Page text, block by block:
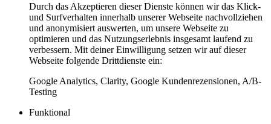
Durch das Akzeptieren dieser Dienste können wir das Klick-
und Surfverhalten innerhalb unserer Webseite nachvollziehen
und anonymisiert auswerten, um unsere Webseite zu
optimieren und das Nutzungserlebnis insgesamt laufend zu
verbessern. Mit deiner Einwilligung setzen wir auf dieser
Webseite folgende Drittdienste ein:
Google Analytics, Clarity, Google Kundenrezensionen, A/B-
Testing
Funktional